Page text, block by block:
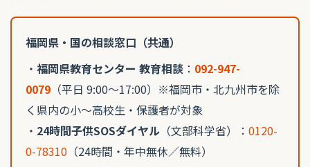
福岡県・国の相談窓口（共通）
・ 福岡県教育センター 教育相談 ： 092-947-
0079 （平日 9:00〜17:00）※福岡市・北九州市を除
く県内の小〜高校生・保護者が対象
・ 24時間子供SOSダイヤル （文部科学省）： 0120-
0-78310 （24時間・年中無休／無料）